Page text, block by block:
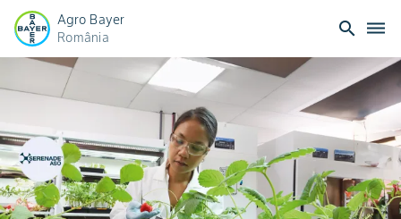
Agro Bayer
România
search dehaze